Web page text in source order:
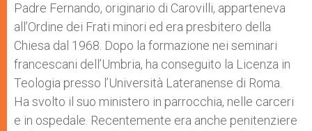
Padre Fernando, originario di Carovilli, apparteneva
all’Ordine dei Frati minori ed era presbitero della
Chiesa dal 1968. Dopo la formazione nei seminari
francescani dell’Umbria, ha conseguito la Licenza in
Teologia presso l’Università Lateranense di Roma.
Ha svolto il suo ministero in parrocchia, nelle carceri
e in ospedale. Recentemente era anche penitenziere